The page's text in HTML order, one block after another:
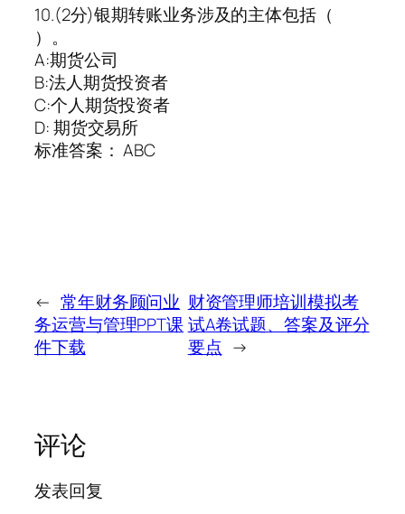
10.(2分)银期转账业务涉及的主体包括（
）。
A:期货公司
B:法人期货投资者
C:个人期货投资者
D: 期货交易所
标准答案： ABC
← 常年财务顾问业
务运营与管理PPT课
件下载
财资管理师培训模拟考
试A卷试题、答案及评分
要点 →
评论
发表回复